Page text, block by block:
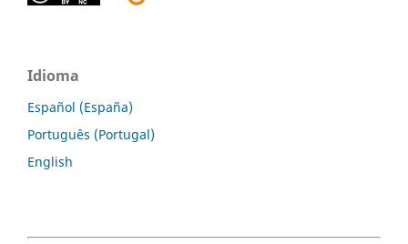
Idioma
Español (España)
Português (Portugal)
English